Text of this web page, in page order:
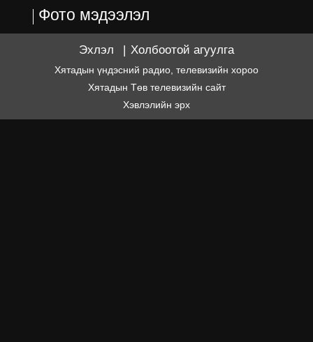
Фото мэдээлэл
Эхлэл Холбоотой агуулга
Хятадын үндэсний радио, телевизийн хороо
Хятадын Төв телевизийн сайт
Хэвлэлийн эрх